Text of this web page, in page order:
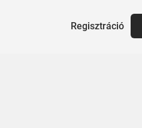
Regisztráció